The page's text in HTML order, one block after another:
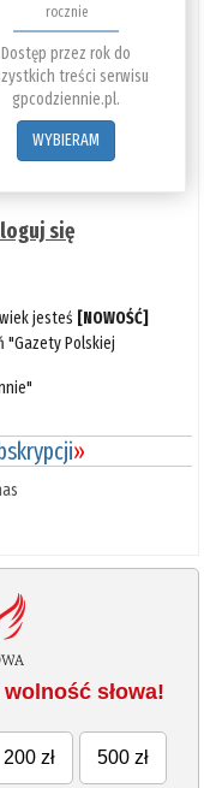
rocznie
Dostęp przez rok do
treści serwisu
gpcodziennie.pl.
WYBIERAM
się
jesteś [NOWOŚĆ]
"Gazety Polskiej
»
słowa!
200 zł 500 zł